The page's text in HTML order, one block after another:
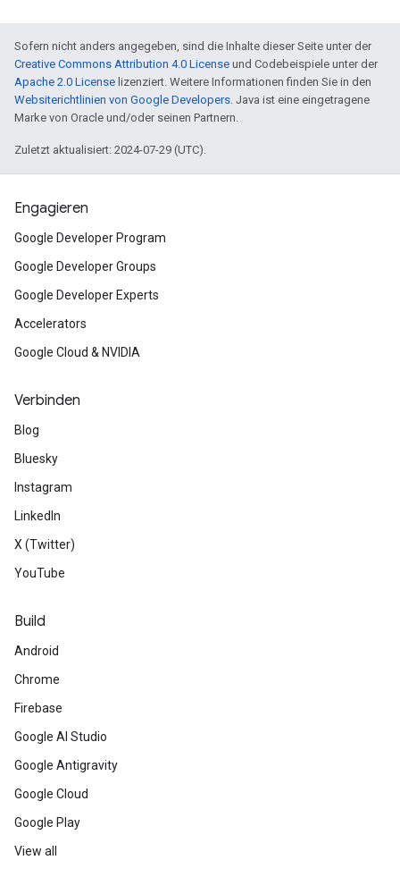
Sofern nicht anders angegeben, sind die Inhalte dieser Seite unter der
Creative Commons Attribution 4.0 License und Codebeispiele unter der
Apache 2.0 License lizenziert. Weitere Informationen finden Sie in den
Websiterichtlinien von Google Developers. Java ist eine eingetragene
Marke von Oracle und/oder seinen Partnern.
Zuletzt aktualisiert: 2024-07-29 (UTC).
Engagieren
Google Developer Program
Google Developer Groups
Google Developer Experts
Accelerators
Google Cloud & NVIDIA
Verbinden
Blog
Bluesky
Instagram
LinkedIn
X (Twitter)
YouTube
Build
Android
Chrome
Firebase
Google AI Studio
Google Antigravity
Google Cloud
Google Play
View all